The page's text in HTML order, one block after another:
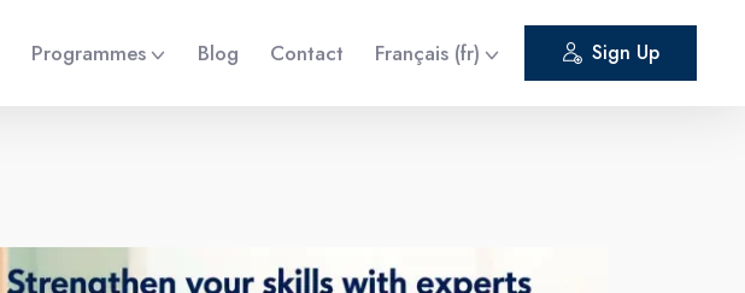
Programmes Blog Contact Français ‎(fr)‎ Sign Up